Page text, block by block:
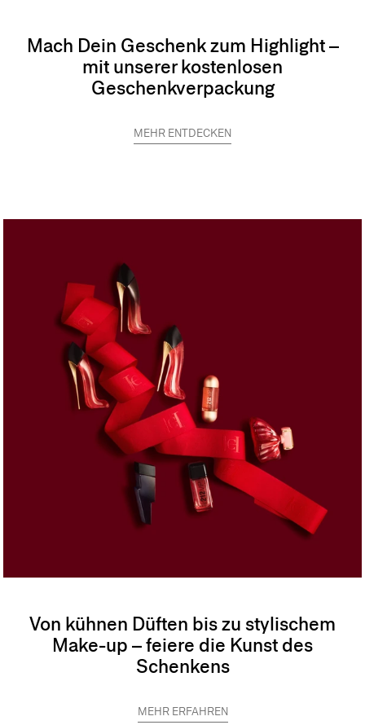
Mach Dein Geschenk zum Highlight –
mit unserer kostenlosen
Geschenkverpackung
MEHR ENTDECKEN
Von kühnen Düften bis zu stylischem
Make-up – feiere die Kunst des
Schenkens
MEHR ERFAHREN